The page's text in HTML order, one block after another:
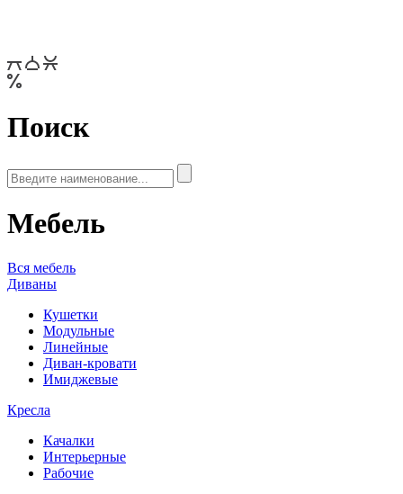
Поиск
Мебель
Вся мебель
Диваны
Кушетки
Модульные
Линейные
Диван-кровати
Имиджевые
Кресла
Качалки
Интерьерные
Рабочие